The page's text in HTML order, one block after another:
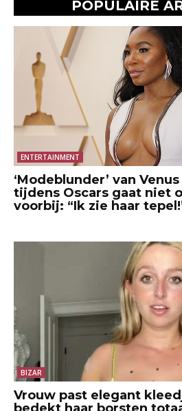
POPULAIRE
ENTERTAINMENT
‘Modeblunder’ van
tijdens Oscars gaat niet
voorbij: “Ik zie haar
BIZAR
Vrouw past elegant